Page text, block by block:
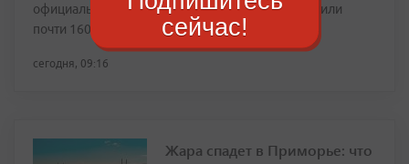
официальных домовых чатов, которые объединили
почти 160 тысяч жильцов
сегодня, 09:16
Жара спадет в Приморье: что
сейчас!